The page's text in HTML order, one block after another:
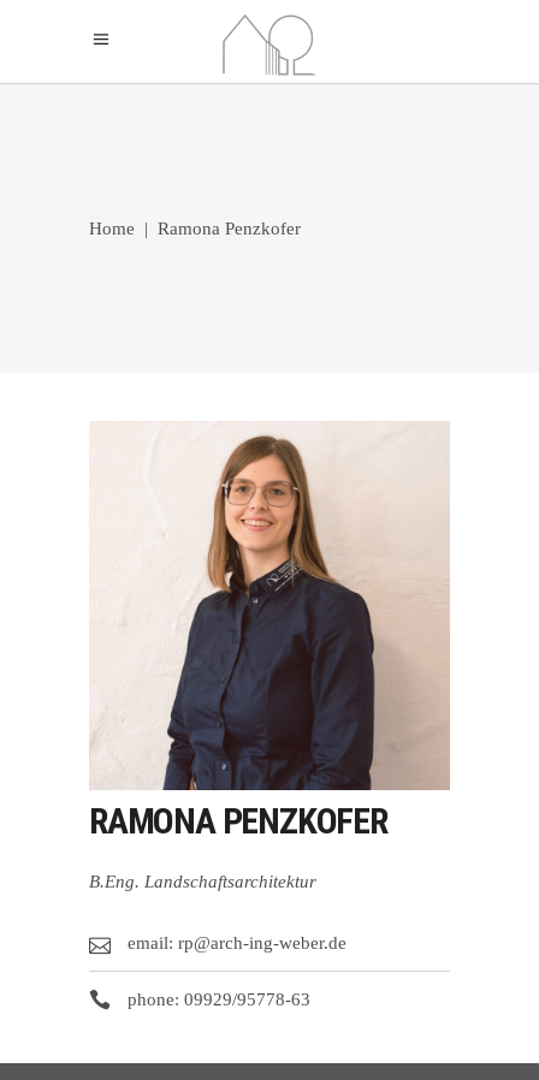
Home | Ramona Penzkofer
RAMONA PENZKOFER
B.Eng. Landschaftsarchitektur
email: rp@arch-ing-weber.de
phone: 09929/95778-63